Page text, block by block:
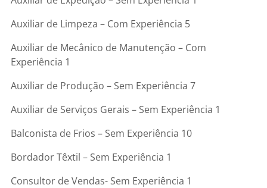
Auxiliar de Limpeza – Com Experiência 5
Auxiliar de Mecânico de Manutenção – Com
Experiência 1
Auxiliar de Produção – Sem Experiência 7
Auxiliar de Serviços Gerais – Sem Experiência 1
Balconista de Frios – Sem Experiência 10
Bordador Têxtil – Sem Experiência 1
Consultor de Vendas- Sem Experiência 1